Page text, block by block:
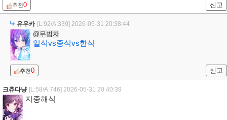
추천0 신고
유우카 [L:92/A:339] 2026-05-31 20:38:44
@무법자
일식vs중식vs한식
추천0 신고
크츄다냥 [L:58/A:746] 2026-05-31 20:40:39
지중해식